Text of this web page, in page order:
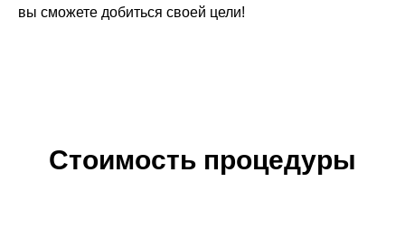
вы сможете добиться своей цели!
Стоимость процедуры